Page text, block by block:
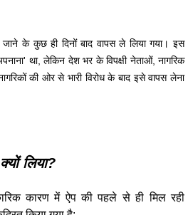
जाने के कुछ ही दिनों बाद वापस ले लिया गया। इस
था, लेकिन देश भर के विपक्षी नेताओं, नागरिक
की ओर से भारी विरोध के बाद इसे वापस लेना
लिया?
कारण में ऐप की पहले से ही मिल रही